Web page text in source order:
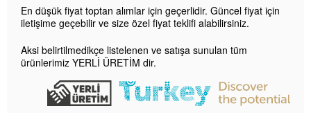
En düşük fiyat toptan alımlar için geçerlidir. Güncel fiyat için
iletişime geçebilir ve size özel fiyat teklifi alabilirsiniz.
Aksi belirtilmedikçe listelenen ve satışa sunulan tüm
ürünlerimiz YERLİ ÜRETİM dir.